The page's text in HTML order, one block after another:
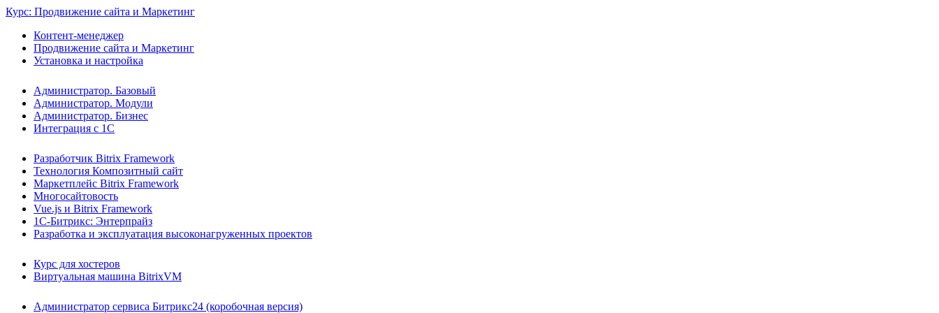
Курс: Продвижение сайта и Маркетинг
Контент-менеджер
Продвижение сайта и Маркетинг
Установка и настройка
Администратор. Базовый
Администратор. Модули
Администратор. Бизнес
Интеграция с 1С
Разработчик Bitrix Framework
Технология Композитный сайт
Маркетплейс Bitrix Framework
Многосайтовость
Vue.js и Bitrix Framework
1С-Битрикс: Энтерпрайз
Разработка и эксплуатация высоконагруженных проектов
Курс для хостеров
Виртуальная машина BitrixVM
Администратор сервиса Битрикс24 (коробочная версия)